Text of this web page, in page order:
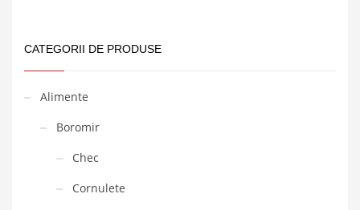
CATEGORII DE PRODUSE
Alimente
Boromir
Chec
Cornulete